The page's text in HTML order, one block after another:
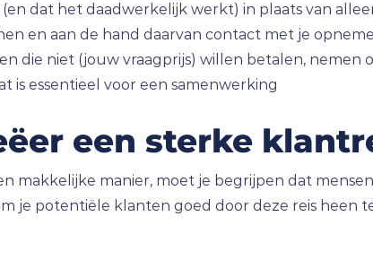
(en dat het daadwerkelijk werkt) in plaats van
en aan de hand daarvan contact met je
die niet (jouw vraagprijs) willen betalen, nemen
is essentieel voor een samenwerking
een sterke
makkelijke manier, moet je begrijpen dat
je potentiële klanten goed door deze reis heen